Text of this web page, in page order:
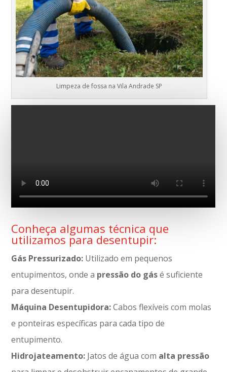
Limpeza de fossa na Vila Andrade SP
Conheça algumas técnica que
utilizamos para desentupir:
Gás Pressurizado: Utilizado em pequenos
entupimentos, onde a pressão do gásé suficiente
para desentupir.
Máquina Desentupidora:Cabos flexíveis com molas
e ponteiras específicas para cada tipo de
entupimento.
Hidrojateamento: Jatos de água com alta pressão